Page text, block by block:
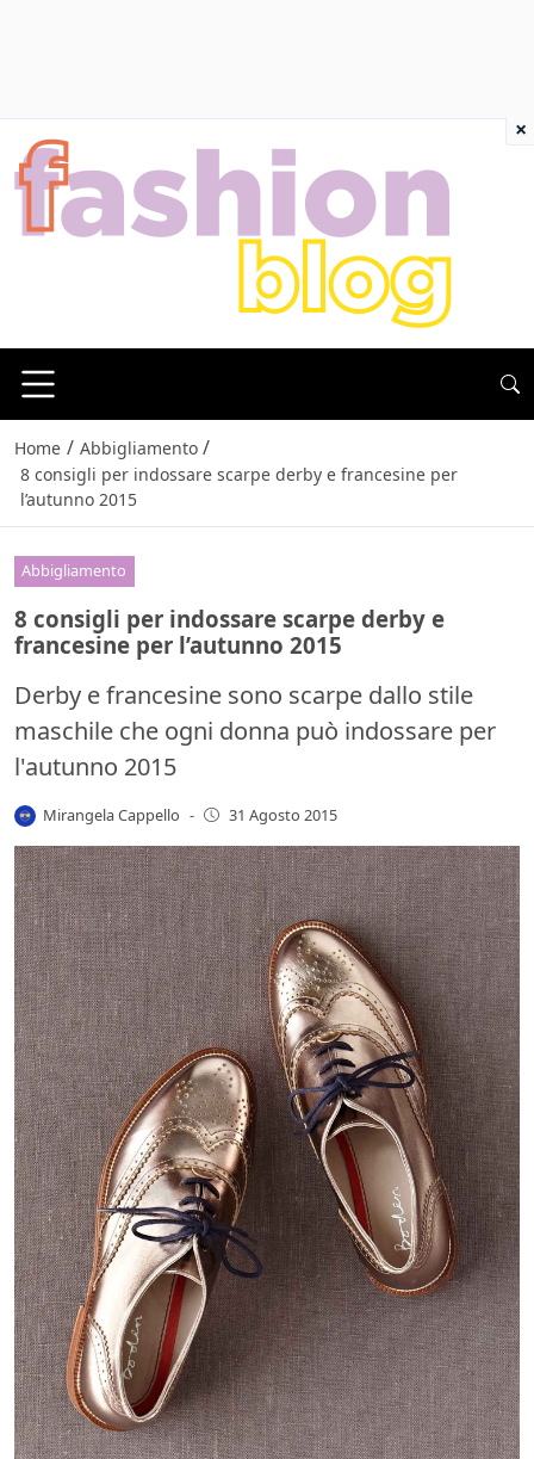
Home / Abbigliamento /
8 consigli per indossare scarpe derby e francesine per
l’autunno 2015
Abbigliamento
8 consigli per indossare scarpe derby e
francesine per l’autunno 2015
Derby e francesine sono scarpe dallo stile
maschile che ogni donna può indossare per
l'autunno 2015
Mirangela Cappello - 31 Agosto 2015
×